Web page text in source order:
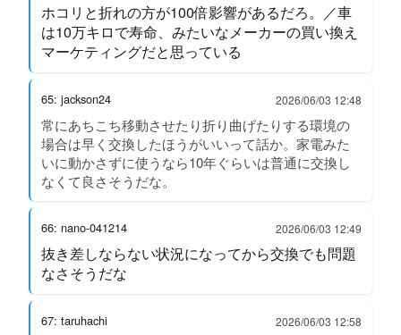
ホコリと折れの方が100倍影響があるだろ。／車
は10万キロで寿命、みたいなメーカーの買い換え
マーケティングだと思っている
65: jackson24 2026/06/03 12:48
常にあちこち移動させたり折り曲げたりする環境の
場合は早く交換したほうがいいって話か。家電みた
いに動かさずに使うなら10年ぐらいは普通に交換し
なくて良さそうだな。
66: nano-041214 2026/06/03 12:49
抜き差しならない状況になってから交換でも問題
なさそうだな
67: taruhachi 2026/06/03 12:58